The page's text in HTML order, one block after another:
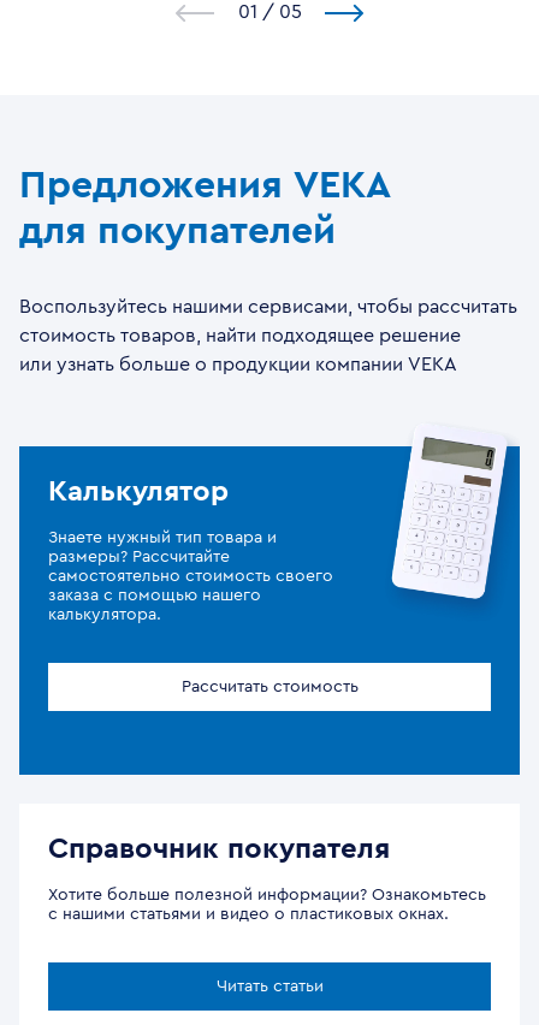
1 / 5
Предложения VEKA
для покупателей
Воспользуйтесь нашими сервисами, чтобы рассчитать
стоимость товаров, найти подходящее решение
или узнать больше о продукции компании VEKA
Калькулятор
Знаете нужный тип товара и
размеры? Рассчитайте
самостоятельно стоимость своего
заказа с помощью нашего
калькулятора.
Рассчитать стоимость
Справочник покупателя
Хотите больше полезной информации? Ознакомьтесь
с нашими статьями и видео о пластиковых окнах.
Читать статьи